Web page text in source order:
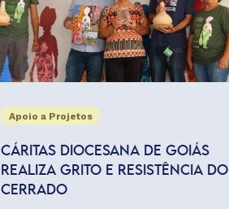
Apoio a Projetos
CÁRITAS DIOCESANA DE GOIÁS
REALIZA GRITO E RESISTÊNCIA DO
CERRADO